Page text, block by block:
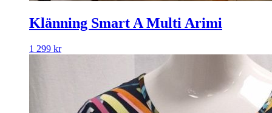
Klänning Smart A Multi Arimi
1 299 kr